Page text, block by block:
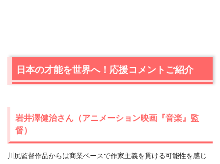
日本の才能を世界へ！応援コメントご紹介
岩井澤健治さん（アニメーション映画『音楽』監
督）
川尻監督作品からは商業ベースで作家主義を貫ける可能性を感じ